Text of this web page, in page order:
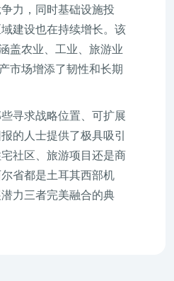
力，同时基础设施投
建设也在持续增长。该
盖农业、工业、旅游业
市场增添了韧性和长期
寻求战略位置、可扩展
的人士提供了极具吸引
社区、旅游项目还是商
省都是土耳其西部机
力三者完美融合的典